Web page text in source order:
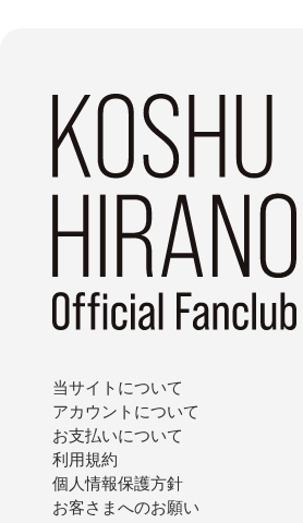
当サイトについて
アカウントについて
お支払いについて
利用規約
個人情報保護方針
お客さまへのお願い